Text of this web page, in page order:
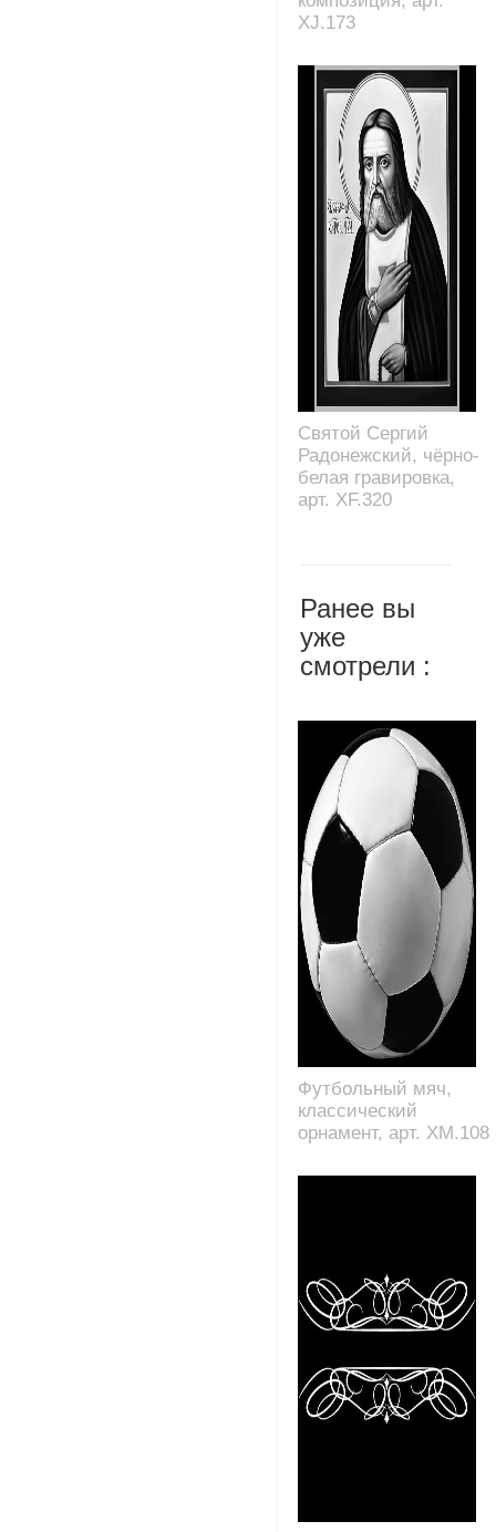
XJ.173
Святой Сергий
Радонежский, чёрно-
белая гравировка,
арт. XF.320
Ранее вы
уже
смотрели :
Футбольный мяч,
классический
орнамент, арт. XM.108